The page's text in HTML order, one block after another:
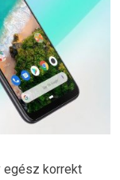
egész korrekt